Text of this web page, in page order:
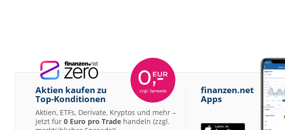
Aktien kaufen zu
Top-Konditionen
Aktien, ETFs, Derivate, Kryptos und mehr –
jetzt für 0 Euro pro Trade handeln (zzgl.
finanzen.net
Apps